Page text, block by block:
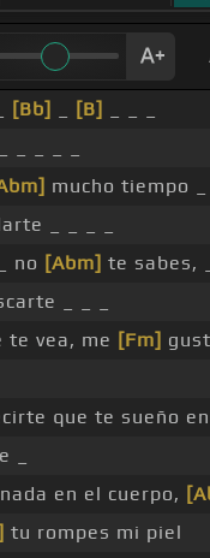
[Bb] [B]
mucho tiempo _
_ _ _ _
no [Abm] te sabes,
_ _ _
te vea, me [Fm]
que te sueño
_
nada en el cuerpo,
tu rompes mi piel